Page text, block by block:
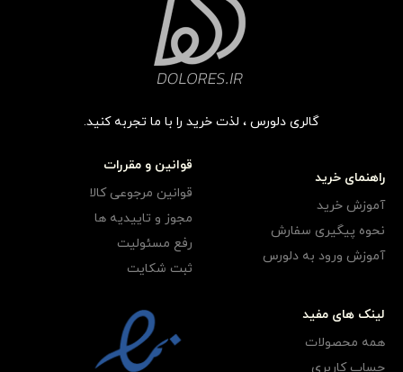
گالری دلورس ، لذت خرید را با ما تجربه کنید.
راهنمای خرید
آموزش خرید
نحوه پیگیری سفارش
آموزش ورود به دلورس
قوانین و مقررات
قوانین مرجوعی کالا
مجوز و تاییدیه ها
رفع مسئولیت
ثبت شکایت
لینک های مفید
همه محصولات
حساب کاربری